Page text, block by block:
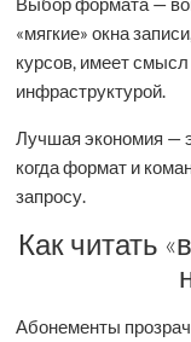
«мягкие» окна
курсов, имеет
инфраструктурой.
Лучшая экономия —
когда формат и
запросу.
Как читать
Абонементы